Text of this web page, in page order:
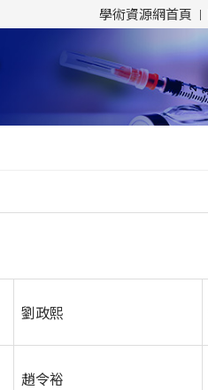
學術資源網首頁
劉政熙
趙令裕